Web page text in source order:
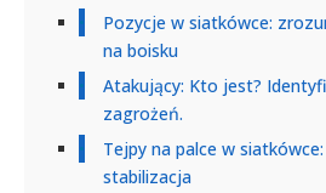
Pozycje w siatkówce:
na boisku
Atakujący: Kto jest?
zagrożeń.
Tejpy na palce w
stabilizacja